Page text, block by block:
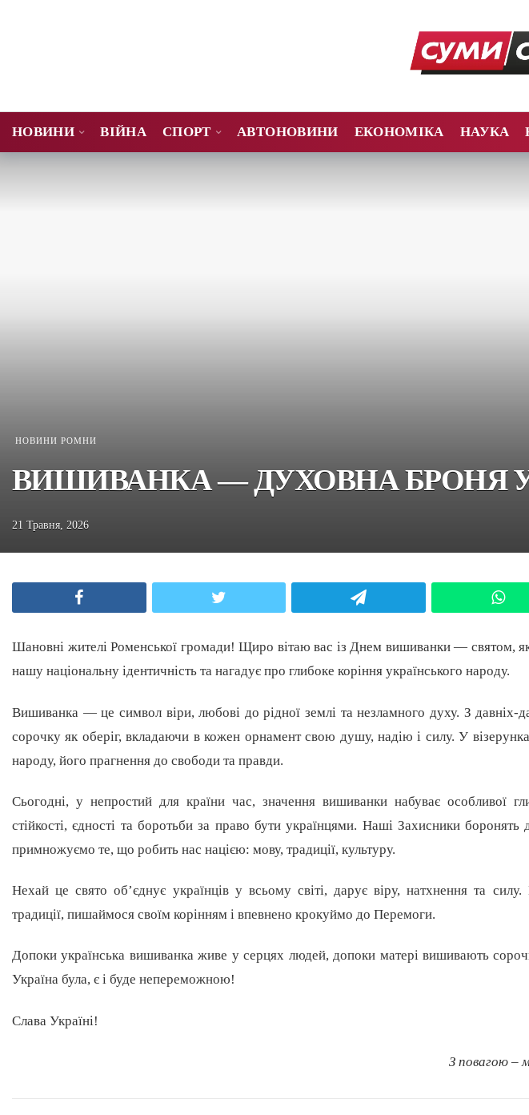
НОВИНИ ВІЙНА СПОРТ АВТОНОВИНИ ЕКОНОМІКА НАУКА
НОВИНИ РОМНИ
ВИШИВАНКА — ДУХОВНА БРОНЯ
21 Травня, 2026
Шановні жителі Роменської громади! Щиро вітаю вас із Днем вишиванки — святом,
нашу національну ідентичність та нагадує про глибоке коріння українського народу.
Вишиванка — це символ віри, любові до рідної землі та незламного духу. З давніх-
сорочку як оберіг, вкладаючи в кожен орнамент свою душу, надію і силу. У
народу, його прагнення до свободи та правди.
Сьогодні, у непростий для країни час, значення вишиванки набуває особливої
стійкості, єдності та боротьби за право бути українцями. Наші Захисники
примножуємо те, що робить нас нацією: мову, традиції, культуру.
Нехай це свято об’єднує українців у всьому світі, дарує віру, натхнення та
традиції, пишаймося своїм корінням і впевнено крокуймо до Перемоги.
Допоки українська вишиванка живе у серцях людей, допоки матері вишивають
Україна була, є і буде непереможною!
Слава Україні!
З повагою –